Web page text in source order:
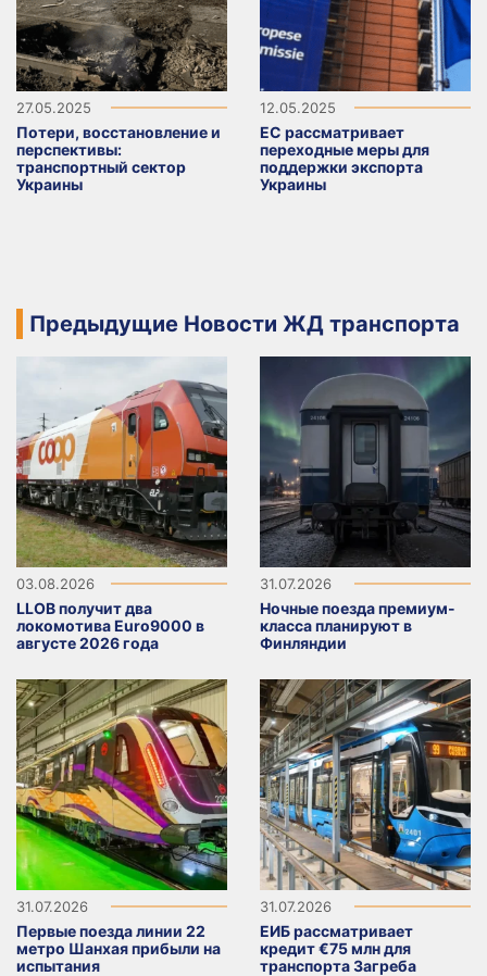
27.05.2025
Потери, восстановление и
перспективы:
транспортный сектор
Украины
12.05.2025
ЕС рассматривает
переходные меры для
поддержки экспорта
Украины
Предыдущие Новости ЖД транспорта
03.08.2026
LLOB получит два
локомотива Euro9000 в
августе 2026 года
31.07.2026
Ночные поезда премиум-
класса планируют в
Финляндии
31.07.2026
Первые поезда линии 22
метро Шанхая прибыли на
испытания
31.07.2026
ЕИБ рассматривает
кредит €75 млн для
транспорта Загреба